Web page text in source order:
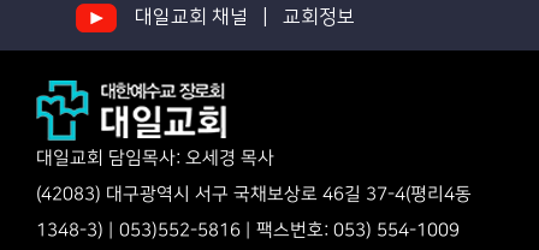
대일교회 채널 | 교회정보
대일교회 담임목사: 오세경 목사
(42083) 대구광역시 서구 국채보상로 46길 37-4(평리4동
1348-3) | 053)552-5816 | 팩스번호: 053) 554-1009